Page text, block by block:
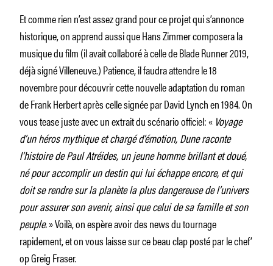
Et comme rien n’est assez grand pour ce projet qui s’annonce
historique, on apprend aussi que Hans Zimmer composera la
musique du film (il avait collaboré à celle de Blade Runner 2019,
déjà signé Villeneuve.) Patience, il faudra attendre le 18
novembre pour découvrir cette nouvelle adaptation du roman
de Frank Herbert après celle signée par David Lynch en 1984. On
vous tease juste avec un extrait du scénario officiel: « Voyage
d’un héros mythique et chargé d’émotion, Dune raconte
l’histoire de Paul Atréides, un jeune homme brillant et doué,
né pour accomplir un destin qui lui échappe encore, et qui
doit se rendre sur la planète la plus dangereuse de l’univers
pour assurer son avenir, ainsi que celui de sa famille et son
peuple.» Voilà, on espère avoir des news du tournage
rapidement, et on vous laisse sur ce beau clap posté par le chef’
op Greig Fraser.